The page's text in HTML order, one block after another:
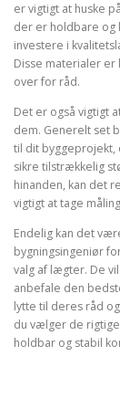
er vigtigt at huske
der er holdbare og
investere i
Disse materialer
over for råd.
Det er også vigtigt
dem. Generelt set
til dit byggeprojekt,
sikre tilstrækkelig
hinanden, kan det
vigtigt at tage
Endelig kan det
bygningsingeniør
valg af lægter. De
anbefale den
lytte til deres råd
du vælger de
holdbar og stabil